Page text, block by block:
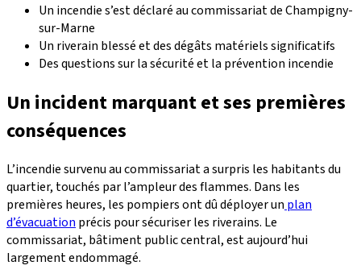
Un incendie s’est déclaré au commissariat de Champigny-
sur-Marne
Un riverain blessé et des dégâts matériels significatifs
Des questions sur la sécurité et la prévention incendie
Un incident marquant et ses premières
conséquences
L’incendie survenu au commissariat a surpris les habitants du
quartier, touchés par l’ampleur des flammes. Dans les
premières heures, les pompiers ont dû déployer unplan
d’évacuationprécis pour sécuriser les riverains. Le
commissariat, bâtiment public central, est aujourd’hui
largement endommagé.